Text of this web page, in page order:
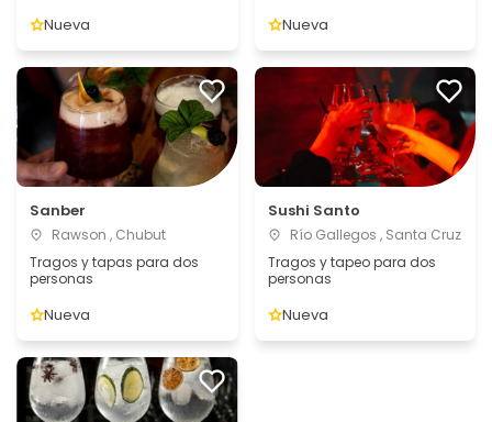
Nueva Nueva
Sanber
Rawson , Chubut
Tragos y tapas para dos
personas
Nueva
Sushi Santo
Río Gallegos , Santa Cruz
Tragos y tapeo para dos
personas
Nueva